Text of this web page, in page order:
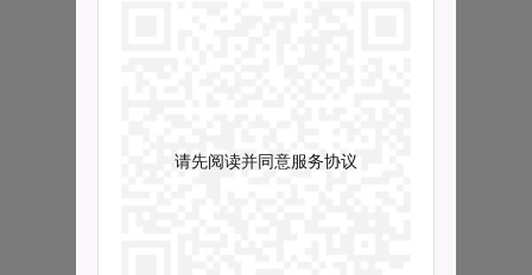
请先阅读并同意服务协议